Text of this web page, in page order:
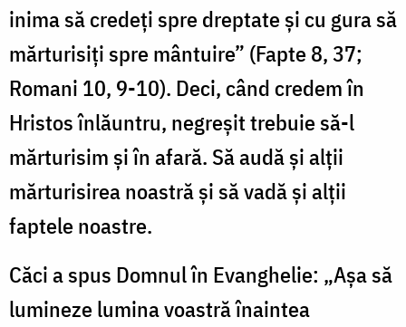
inima să credeţi spre dreptate şi cu gura să
mărturisiţi spre mântuire” (Fapte 8, 37;
Romani 10, 9-10). Deci, când credem în
Hristos înlăuntru, negreşit trebuie să-l
mărturisim şi în afară. Să audă şi alţii
mărturisirea noastră şi să vadă şi alţii
faptele noastre.
Căci a spus Domnul în Evanghelie: „Aşa să
lumineze lumina voastră înaintea